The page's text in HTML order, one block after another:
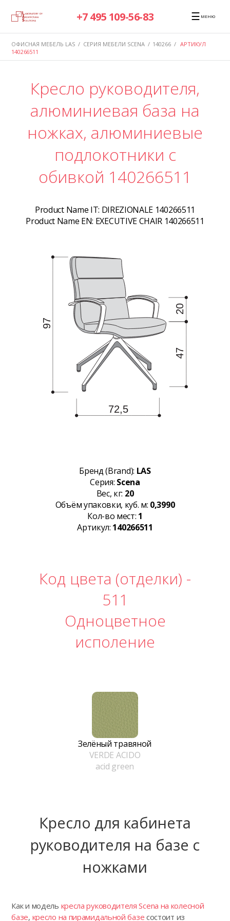
+7 495 109-56-83 ☰ МЕНЮ
ОФИСНАЯ МЕБЕЛЬ LAS / СЕРИЯ МЕБЕЛИ SCENA / 140266 / АРТИКУЛ
140266511
Кресло руководителя,
алюминиевая база на
ножках, алюминиевые
подлокотники с
обивкой 140266511
Product Name IT: DIREZIONALE 140266511
Product Name EN: EXECUTIVE CHAIR 140266511
Бренд (Brand): LAS
Серия: Scena
Вес, кг: 20
Объём упаковки, куб. м: 0,3990
Кол-во мест: 1
Артикул: 140266511
Код цвета (отделки) -
511
Одноцветное
исполение
Зелёный травяной
VERDE ACIDO
acid green
Кресло для кабинета
руководителя на базе с
ножками
Как и модель кресла руководителя Scena на колесной
базе, кресло на пирамидальной базе состоит из